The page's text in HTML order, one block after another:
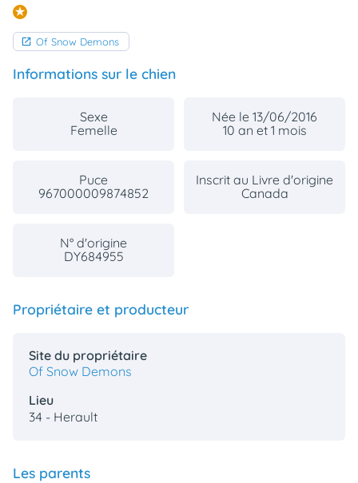
Connexion
Of Snow Demons
Informations sur le chien
Sexe
Femelle
Née le 13/06/2016
10 an et 1 mois
Puce
967000009874852
Inscrit au Livre d'origine
Canada
N° d'origine
DY684955
Propriétaire et producteur
Site du propriétaire
Of Snow Demons
Lieu
34 - Herault
Les parents